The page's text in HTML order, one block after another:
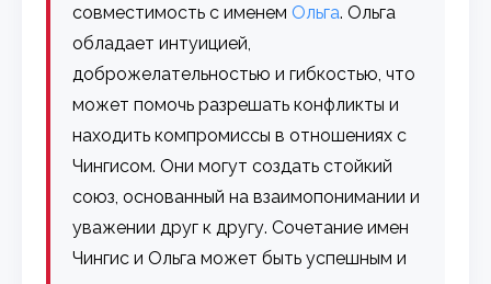
совместимость с именем Ольга. Ольга
обладает интуицией,
доброжелательностью и гибкостью, что
может помочь разрешать конфликты и
находить компромиссы в отношениях с
Чингисом. Они могут создать стойкий
союз, основанный на взаимопонимании и
уважении друг к другу. Сочетание имен
Чингис и Ольга может быть успешным и